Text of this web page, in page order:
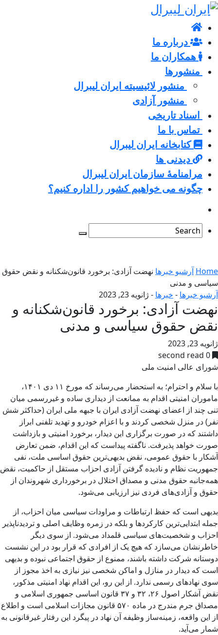
درباره ما
همکاران ما
منشورها
منشور لائیسیته ایران لیبرال
منشور آزادی
اسناد تاریخی
تماس با ما
کتابخانه ایران لیبرال
دیدنی ها
مرامنامۀ سازمان ایران لیبرال
چگونه می خواهیم کشور را اداره کنیم؟
Home آرشیو خبرها نهضت آزادی: برخورد قانون‌شکنانه و نقض حقوق
سیاسی و مدنی
آرشیو خبرها - خبرها - ژانویه 23, 2023
نهضت آزادی: برخورد قانون‌شکنانه و
نقض حقوق سیاسی و مدنی
ژانویه 23, 2023
0 second read
شورای عالی امنیت ملی
با سلام و احترام؛ به استحضار می‌رساند که مورخ ۱۱ دی ۱۴۰۱،
ماموران امنیتی اقدام به ممانعت از دیداری ساده و غیررسمی میان
تنی چند از اعضای نهضت آزادی ایران با جبهه ملی ایران (حداکثر شش
نفر) در منزل شخصی کردند و با اعزام خودرو و تهدید تلفنی ابراز
داشتند که در صورت برگزاری این دیدار، برخورد امنیتی و بازداشت
صورت خواهد پذیرفت. ناگفته پیداست که این اقدام، ضمن تعارض
آشکار با حقوق عمومی، نقض بدیهی‌ترین حقوق اساسی ملت، نفی
جمهوریت نظام و نادیده گرفتن آزادی احزاب مستقل از حاکمیت، نقض
همه‌جانبه حقوق مدنی و مصداق اختلال در برخورداری شهروندان از
حقوق و آزادی‌های فردی نیز ارزیابی می‌شود.
بدیهی است که حفظ ارتباطات و مراودات سیاسی میان احزاب، از
جمله ابتدایی‌ترین کارکردها و بلکه در زمره وظایف اصلی و تردیدناپذیر
احزاب و شخصیت‌های سیاسی قلمداد می‌شود. از سوی دیگر
خاطرنشان می‌سازد که هیچ یک از افرادی که قرار بود در این نشست
دوستانه شرکت داشته باشند، ممنوع از حقوق اجتماعی نبوده و بدیهی
است که دیدار در منازل و اماکن شخصی نیز نیازی به اخذ مجوز از
سوی نهادهای رسمی ندارد. از این رو، این اقدام نهاد امنیتی مذکور،
نقض آشکار اصول ۲۶، ۳۲ و ۳۷ قانون اساسی جمهوری اسلامی و
مصداق جرم مندرج در ماده ۵۷۰ قانون مجازات اسلامی است و اطلاع
از این واقعه، زمینه‌ساز وظیفه آن نهاد در پیگرد این رفتار غیرقانونی به
شمار می‌آید.